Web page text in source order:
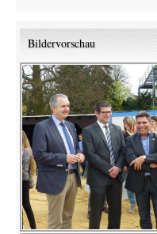
Bildervorschau